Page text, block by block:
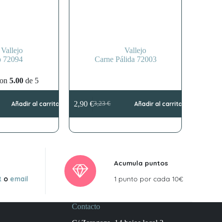
Vallejo
72094
5.00de 5
Añadir al carrito
Vallejo
Carne Pálida 72003
3,23€
El
precio
era:
2,90€El
precio
es:
Añadir al carrito
o email
Acumula puntos
1 punto por cada 10€
Contacto